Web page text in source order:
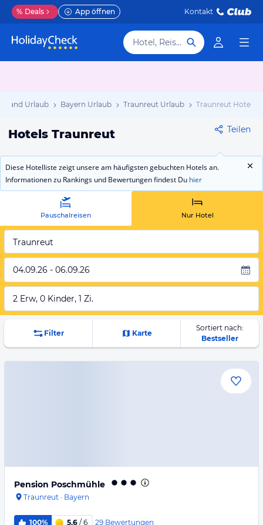
% Deals App öffnen Kontakt
Hotel, Reiseziel
Urlaub Bayern Urlaub Traunreut Urlaub Traunreut Hotels
Hotels Traunreut Teilen
Diese Hotelliste zeigt unsere am häufigsten gebuchten Hotels an.
Informationen zu Rankings und Bewertungen findest Du hier
Pauschalreisen Nur Hotel
Traunreut
04.09.26 - 06.09.26
2 Erw, 0 Kinder, 1 Zi.
Filter Karte
Sortiert nach:
Bestseller
Pension Poschmühle
Traunreut · Bayern
100% 5,6 / 6 29 Bewertungen